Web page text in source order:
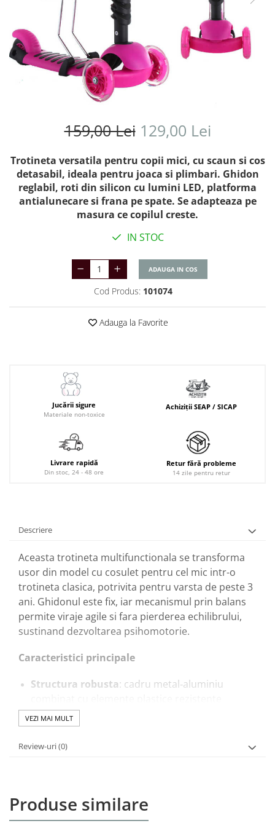
159,00 Lei 129,00 Lei
Trotineta versatila pentru copii mici, cu scaun si cos
detasabil, ideala pentru joaca si plimbari. Ghidon
reglabil, roti din silicon cu lumini LED, platforma
antialunecare si frana pe spate. Se adapteaza pe
masura ce copilul creste.
IN STOC
ADAUGA IN COS
Cod Produs: 101074
Adauga la Favorite
Jucării sigure
Materiale non-toxice
Achiziții SEAP / SICAP
Livrare rapidă
Din stoc, 24 - 48 ore
Retur fără probleme
14 zile pentru retur
Descriere
Aceasta trotineta multifunctionala se transforma
usor din model cu cosulet pentru cel mic intr-o
trotineta clasica, potrivita pentru varsta de peste 3
ani. Ghidonul este fix, iar mecanismul prin balans
permite viraje agile si fara pierderea echilibrului,
sustinand dezvoltarea psihomotorie.
Caracteristici principale
Structura robusta: cadru metal‑aluminiu
Cosulet/ scaunel detasabil
3 nivele de inaltime
Platforma lata
trotineta standard
Roti luminoaseintegrate LED-uri care se aprind
VEZI MAI MULT
Review-uri(0)
Produse similare